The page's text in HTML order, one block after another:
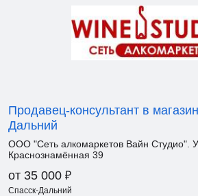
Продавец-консультант в
Дальний
ООО "Сеть алкомаркетов Вайн Студио".
Краснознамённая 39
от 35 000 ₽
Спасск-Дальний